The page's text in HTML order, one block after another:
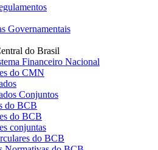
Governamentais
do Brasil
Financeiro Nacional
do CMN
Conjuntos
do BCB
do BCB
conjuntas
do BCB